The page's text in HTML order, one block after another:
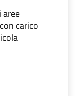
aree
carico